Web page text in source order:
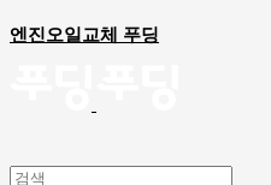
엔진오일교체 푸딩